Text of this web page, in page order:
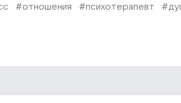
#отношения #психотерапевт